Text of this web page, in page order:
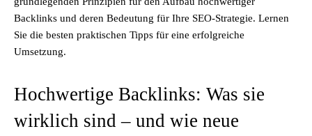
Backlinks und deren Bedeutung für Ihre SEO-Strategie. Lernen
Sie die besten praktischen Tipps für eine erfolgreiche
Umsetzung.
Hochwertige Backlinks: Was sie
wirklich sind – und wie neue